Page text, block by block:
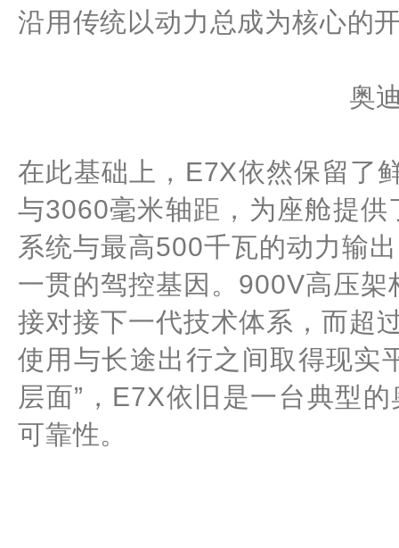
沿用传统以动力总成为核心的
奥
在此基础上，E7X依然保留了
与3060毫米轴距，为座舱提
系统与最高500千瓦的动力输
一贯的驾控基因。900V高压
接对接下一代技术体系，而超
使用与长途出行之间取得现实
层面”，E7X依旧是一台典型
可靠性。